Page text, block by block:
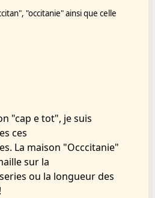
"occitanie" ainsi que celle
"cap e tot", je suis
ces
La maison "Occcitanie"
sur la
ou la longueur des